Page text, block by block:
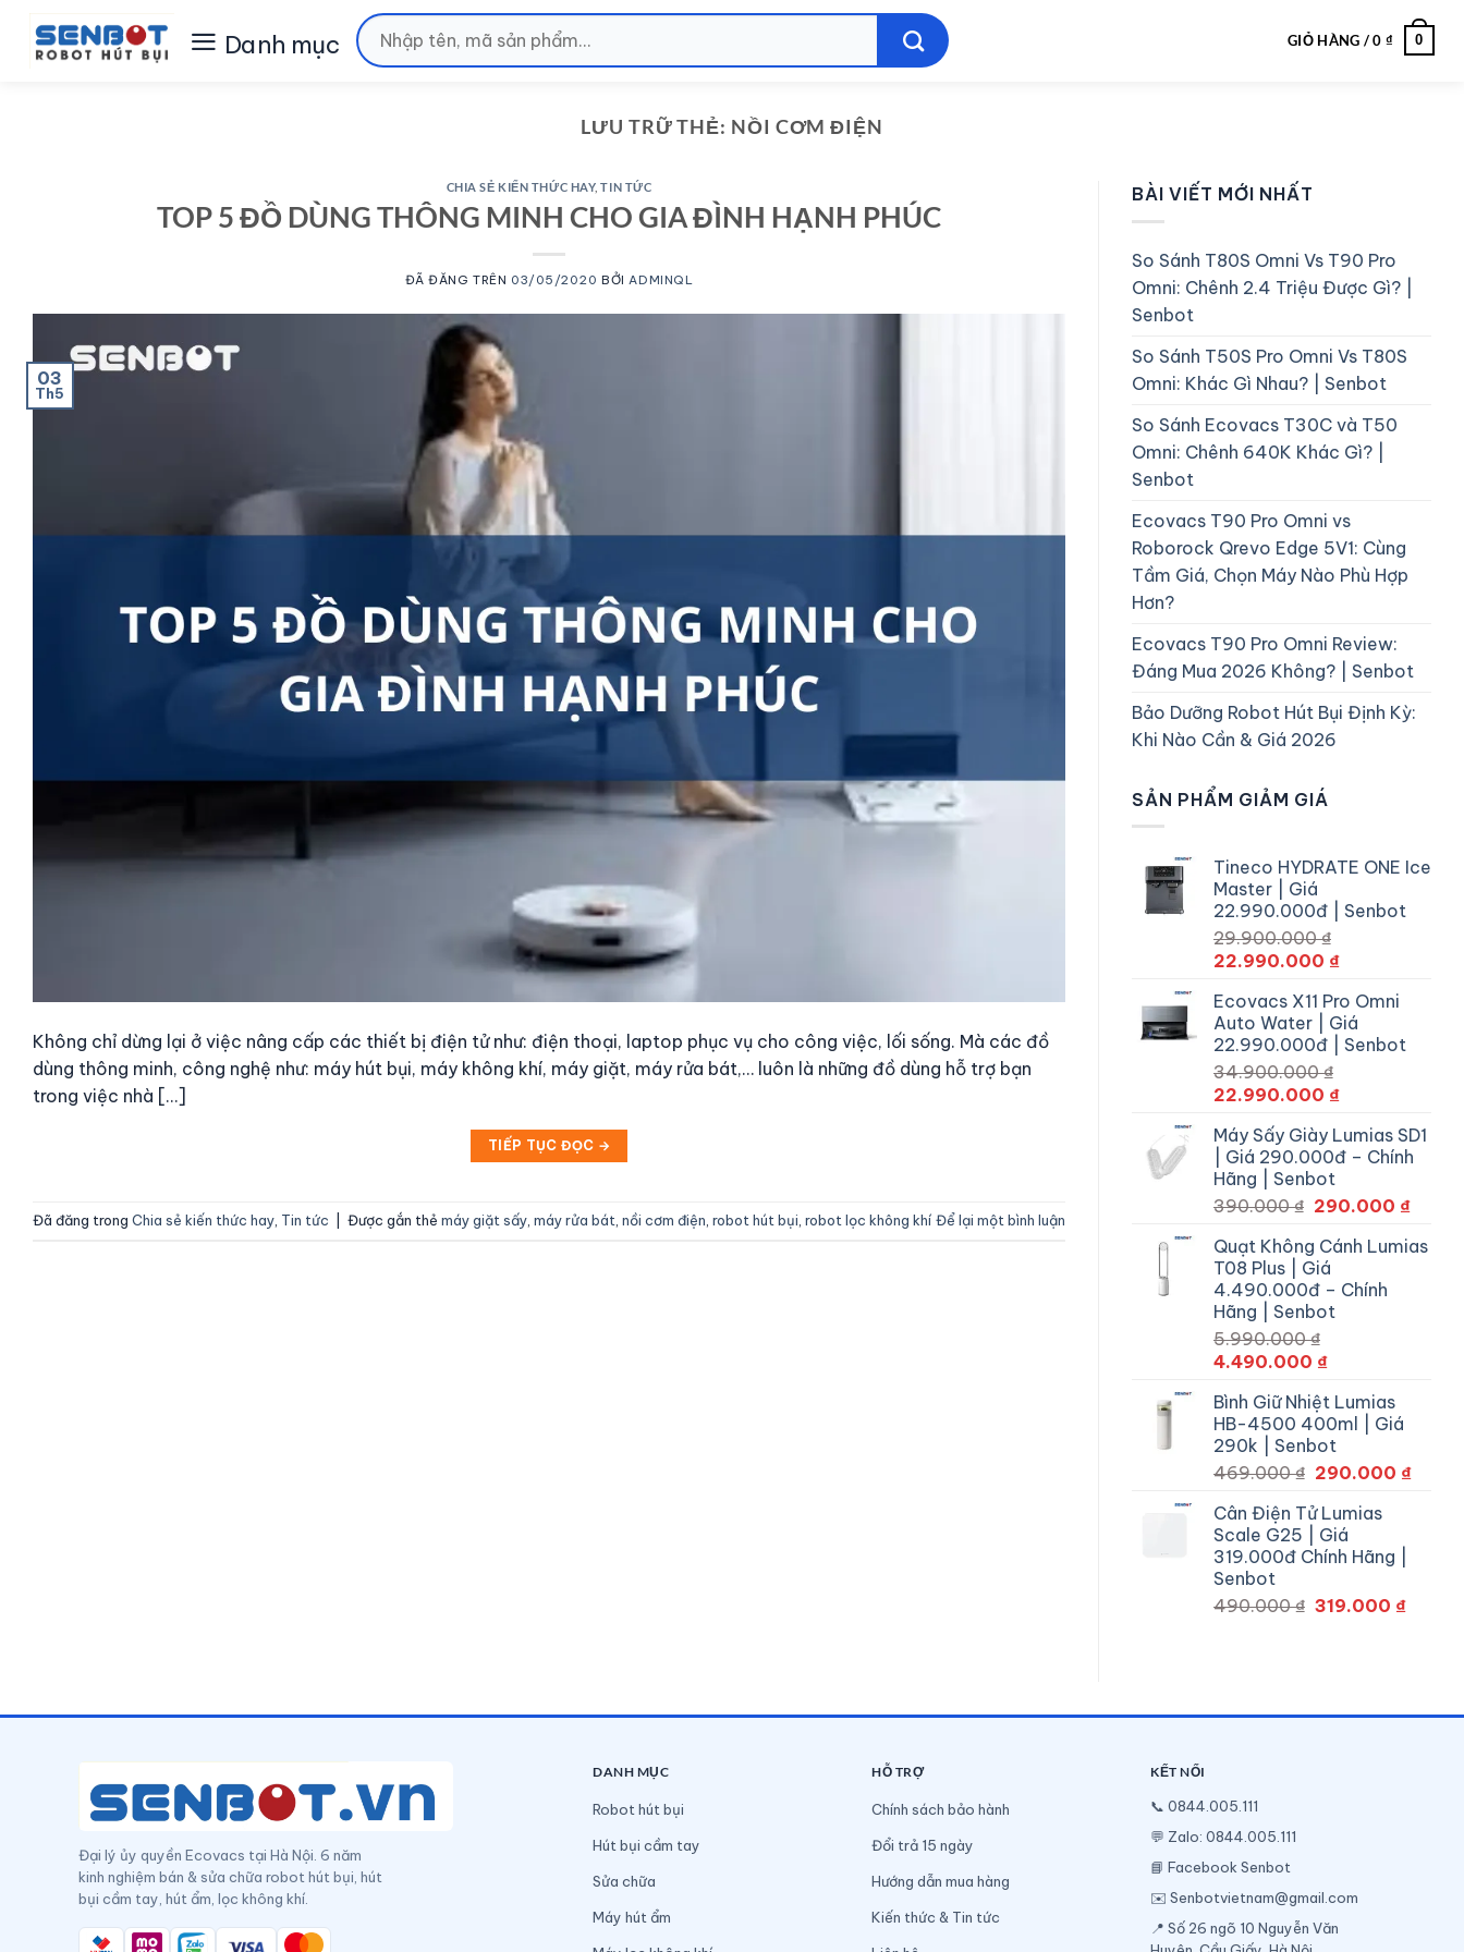
Chuyển
Tìm
kiếm:
GIỎ HÀNG /0 ₫ 0
LƯU TRỮ THẺ: NỒI CƠM ĐIỆN
CHIA SẺ KIẾN THỨC HAY,TIN TỨC
TOP 5 ĐỒ DÙNG THÔNG MINH CHO GIA ĐÌNH HẠNH PHÚC
ĐÃ ĐĂNG TRÊN 03/05/2020 BỞI ADMINQL
03
Th5
Không chỉ dừng lại ở việc nâng cấp các thiết bị điện tử như: điện thoại, laptop phục vụ cho công việc, lối sống. Mà các đồ
dùng thông minh, công nghệ như: máy hút bụi, máy không khí, máy giặt, máy rửa bát,… luôn là những đồ dùng hỗ trợ bạn
trong việc nhà […]
TIẾP TỤC ĐỌC →
Đã đăng trong Chia sẻ kiến thức hay Tin tức Được gắn thẻ máy giặt sấy máy rửa bát nồi cơm điện robot hút bụi robot lọc không khí Để lại một bình luận
BÀI VIẾT MỚI NHẤT
So Sánh T80S Omni Vs T90 Pro
Omni: Chênh 2.4 Triệu Được Gì? |
Senbot
So Sánh T50S Pro Omni Vs T80S
Omni: Khác Gì Nhau? | Senbot
So Sánh Ecovacs T30C và T50
Omni: Chênh 640K Khác Gì? |
Senbot
Ecovacs T90 Pro Omni vs
Roborock Qrevo Edge 5V1: Cùng
Tầm Giá, Chọn Máy Nào Phù Hợp
Hơn?
Ecovacs T90 Pro Omni Review:
Đáng Mua 2026 Không? | Senbot
Bảo Dưỡng Robot Hút Bụi Định Kỳ:
Khi Nào Cần & Giá 2026
SẢN PHẨM GIẢM GIÁ
Tineco HYDRATE ONE Ice
Master | Giá
22.990.000đ | Senbot
29.900.000₫
Giá
là:
29.900.000 ₫.
22.990.000 ₫Giá
tại
là:
22.990.000 ₫.
Ecovacs X11 Pro Omni
Auto Water | Giá
22.990.000đ | Senbot
34.900.000₫
Giá
là:
34.900.000 ₫.
22.990.000 ₫Giá
tại
là:
Máy Sấy Giày Lumias SD1
| Giá 290.000đ – Chính
Hãng | Senbot
390.000₫ Giá
là:
390.000 ₫.
290.000 ₫Giá
tại
Quạt Không Cánh Lumias
T08 Plus | Giá
4.490.000đ – Chính
Hãng | Senbot
5.990.000₫
Giá
là:
5.990.000 ₫.
4.490.000 ₫Giá
tại
là:
4.490.000 ₫.
Bình Giữ Nhiệt Lumias
HB-4500 400ml | Giá
290k | Senbot
469.000₫ Giá
là:
469.000 ₫.
290.000 ₫Giá
Cân Điện Tử Lumias
Scale G25 | Giá
319.000đ Chính Hãng |
Senbot
490.000₫ Giá
319.000 ₫Giá
Đại lý ủy quyền Ecovacs tại Hà Nội. 6 năm
kinh nghiệm bán & sửa chữa robot hút bụi, hút
bụi cầm tay, hút ẩm, lọc không khí.
DANH MỤC
Robot hút bụi
Hút bụi cầm tay
Sửa chữa
Máy hút ẩm
HỖ TRỢ
Chính sách bảo hành
Đổi trả 15 ngày
Hướng dẫn mua hàng
Kiến thức & Tin tức
KẾT NỐI
📞 0844.005.111
💬 Zalo: 0844.005.111
📘 Facebook Senbot
✉️ Senbotvietnam@gmail.com
📍 Số 26 ngõ 10 Nguyễn Văn